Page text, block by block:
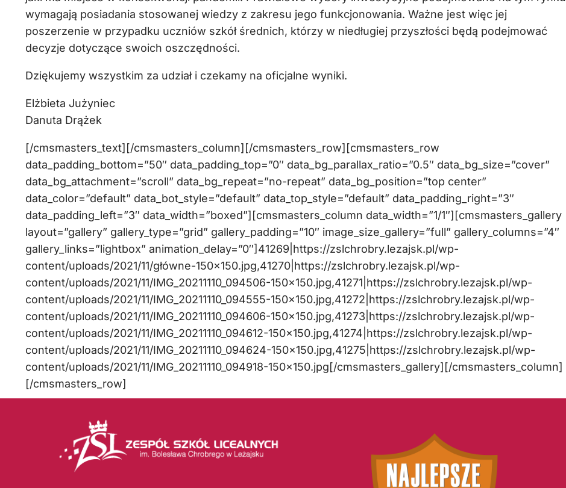
wymagają posiadania stosowanej wiedzy z zakresu jego funkcjonowania. Ważne jest więc jej
poszerzenie w przypadku uczniów szkół średnich, którzy w niedługiej przyszłości będą podejmować
decyzje dotyczące swoich oszczędności.
Dziękujemy wszystkim za udział i czekamy na oficjalne wyniki.
Elżbieta Jużyniec
Danuta Drążek
[/cmsmasters_text][/cmsmasters_column][/cmsmasters_row][cmsmasters_row
data_padding_bottom=”50″ data_padding_top=”0″ data_bg_parallax_ratio=”0.5″ data_bg_size=”cover”
data_bg_attachment=”scroll” data_bg_repeat=”no-repeat” data_bg_position=”top center”
data_color=”default” data_bot_style=”default” data_top_style=”default” data_padding_right=”3″
data_padding_left=”3″ data_width=”boxed”][cmsmasters_column data_width=”1/1″][cmsmasters_gallery
layout=”gallery” gallery_type=”grid” gallery_padding=”10″ image_size_gallery=”full” gallery_columns=”4″
gallery_links=”lightbox” animation_delay=”0″]41269|https://zslchrobry.lezajsk.pl/wp-
content/uploads/2021/11/główne-150×150.jpg,41270|https://zslchrobry.lezajsk.pl/wp-
content/uploads/2021/11/IMG_20211110_094506-150×150.jpg,41271|https://zslchrobry.lezajsk.pl/wp-
content/uploads/2021/11/IMG_20211110_094555-150×150.jpg,41272|https://zslchrobry.lezajsk.pl/wp-
content/uploads/2021/11/IMG_20211110_094606-150×150.jpg,41273|https://zslchrobry.lezajsk.pl/wp-
content/uploads/2021/11/IMG_20211110_094612-150×150.jpg,41274|https://zslchrobry.lezajsk.pl/wp-
content/uploads/2021/11/IMG_20211110_094624-150×150.jpg,41275|https://zslchrobry.lezajsk.pl/wp-
content/uploads/2021/11/IMG_20211110_094918-150×150.jpg[/cmsmasters_gallery][/cmsmasters_column]
[/cmsmasters_row]